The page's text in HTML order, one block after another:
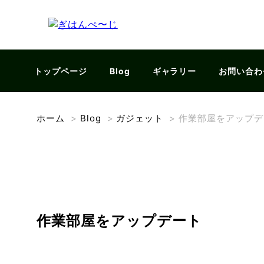
トップページ Blog ギャラリー お問い合
ホーム > Blog > ガジェット >作業部屋をアップデ
作業部屋をアップデート